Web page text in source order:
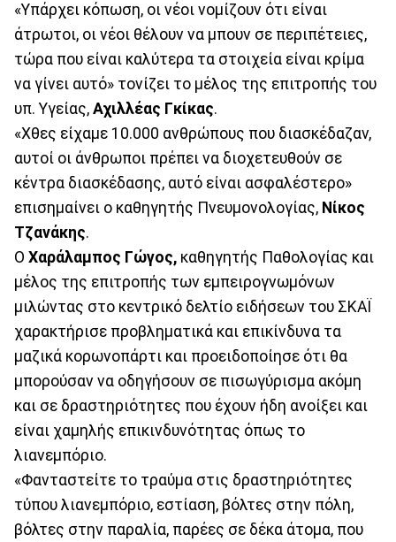
«Υπάρχει κόπωση, οι νέοι νομίζουν ότι είναι
άτρωτοι, οι νέοι θέλουν να μπουν σε περιπέτειες,
τώρα που είναι καλύτερα τα στοιχεία είναι κρίμα
να γίνει αυτό» τονίζει το μέλος της επιτροπής του
υπ. Υγείας, Αχιλλέας Γκίκας.
«Χθες είχαμε 10.000 ανθρώπους που διασκέδαζαν,
αυτοί οι άνθρωποι πρέπει να διοχετευθούν σε
κέντρα διασκέδασης, αυτό είναι ασφαλέστερο»
επισημαίνει ο καθηγητής Πνευμονολογίας, Νίκος
Τζανάκης.
Ο Χαράλαμπος Γώγος, καθηγητής Παθολογίας και
μέλος της επιτροπής των εμπειρογνωμόνων
μιλώντας στο κεντρικό δελτίο ειδήσεων του ΣΚΑΪ
χαρακτήρισε προβληματικά και επικίνδυνα τα
μαζικά κορωνοπάρτι και προειδοποίησε ότι θα
μπορούσαν να οδηγήσουν σε πισωγύρισμα ακόμη
και σε δραστηριότητες που έχουν ήδη ανοίξει και
είναι χαμηλής επικινδυνότητας όπως το
λιανεμπόριο.
«Φανταστείτε το τραύμα στις δραστηριότητες
τύπου λιανεμπόριο, εστίαση, βόλτες στην πόλη,
βόλτες στην παραλία, παρέες σε δέκα άτομα, που